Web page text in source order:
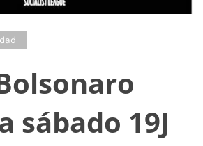
sábado 19J